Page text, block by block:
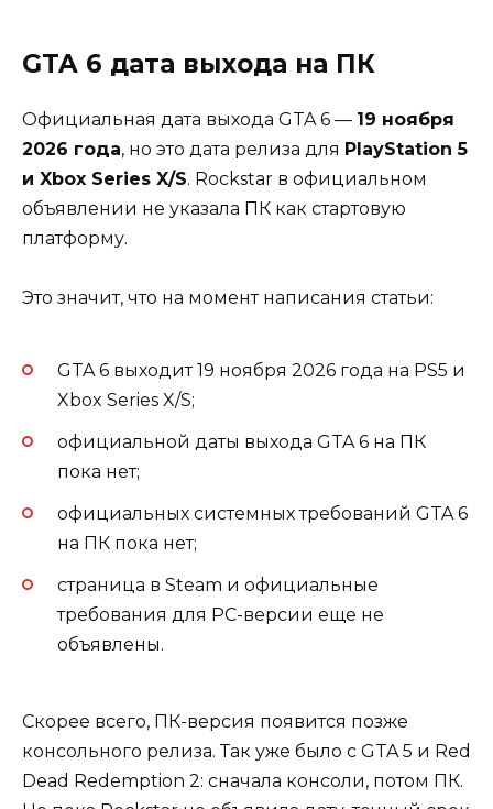
GTA 6 дата выхода на ПК
Официальная дата выхода GTA 6 — 19 ноября
2026 года, но это дата релиза для PlayStation 5
и Xbox Series X/S. Rockstar в официальном
объявлении не указала ПК как стартовую
платформу.
Это значит, что на момент написания статьи:
GTA 6 выходит 19 ноября 2026 года на PS5 и
Xbox Series X/S;
официальной даты выхода GTA 6 на ПК
пока нет;
официальных системных требований GTA 6
на ПК пока нет;
страница в Steam и официальные
требования для PC-версии еще не
объявлены.
Скорее всего, ПК-версия появится позже
консольного релиза. Так уже было с GTA 5 и Red
Dead Redemption 2: сначала консоли, потом ПК.